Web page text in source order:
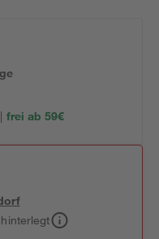
frei ab 59€